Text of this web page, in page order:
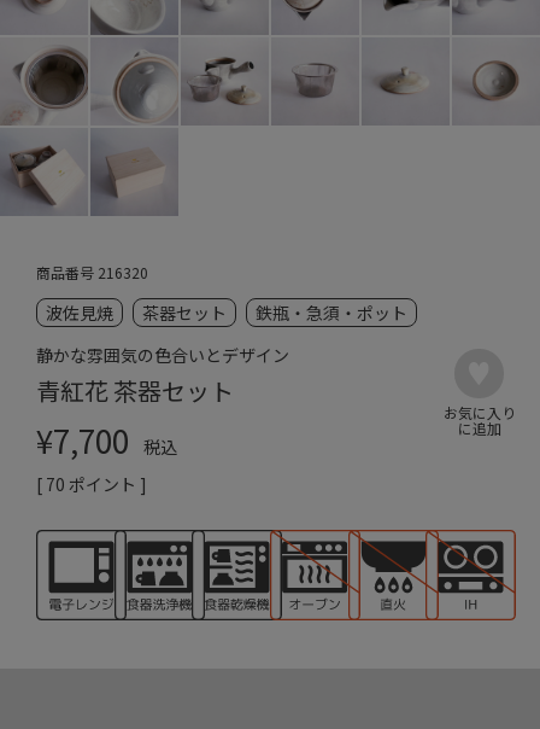
商品番号 216320
波佐見焼 茶器セット
鉄瓶・急須・ポット
静かな雰囲気の色合いとデザイン
青紅花 茶器セット
¥7,700
税込
[ 70 ポイント ]